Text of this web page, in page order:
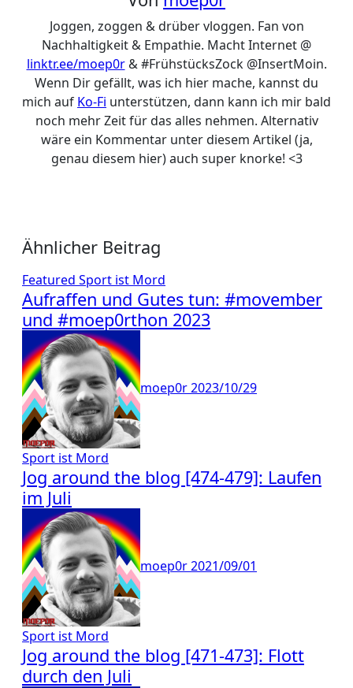
Joggen, zoggen & drüber vloggen. Fan von
Nachhaltigkeit & Empathie. Macht Internet @
linktr.ee/moep0r& #FrühstücksZock @InsertMoin.
Wenn Dir gefällt, was ich hier mache, kannst du
mich auf Ko-Fi unterstützen, dann kann ich mir bald
noch mehr Zeit für das alles nehmen. Alternativ
wäre ein Kommentar unter diesem Artikel (ja,
genau diesem hier) auch super knorke! <3
Ähnlicher Beitrag
Featured Sport ist Mord
Aufraffen und Gutes tun: #movember
und #moep0rthon 2023
moep0r2023/10/29
Sport ist Mord
Jog around the blog [474-479]: Laufen
im Juli
moep0r2021/09/01
Sport ist Mord
Jog around the blog [471-473]: Flott
durch den Juli